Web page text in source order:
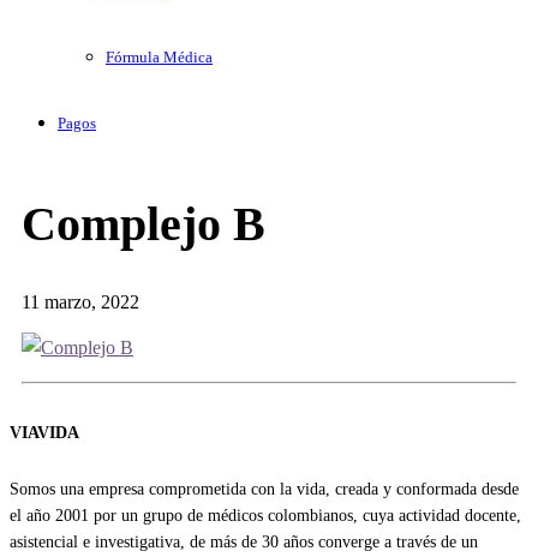
Fórmula Médica
Pagos
Complejo B
11 marzo, 2022
VIAVIDA
Somos una empresa comprometida con la vida, creada y conformada desde
el año 2001 por un grupo de médicos colombianos, cuya actividad docente,
asistencial e investigativa, de más de 30 años converge a través de un